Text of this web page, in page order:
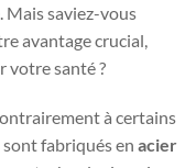
Mais saviez-vous
avantage crucial,
votre santé ?
à certains
fabriqués en acier